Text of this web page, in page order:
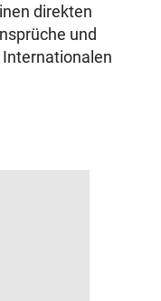
direkten
und